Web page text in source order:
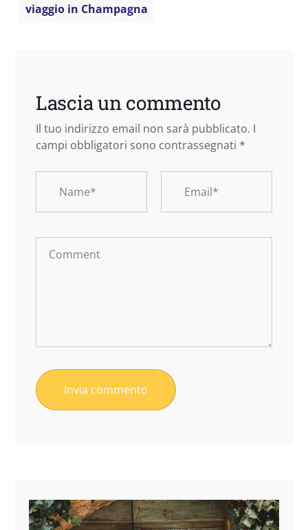
viaggio in Champagna
Lascia un commento
Il tuo indirizzo email non sarà pubblicato. I
campi obbligatori sono contrassegnati *